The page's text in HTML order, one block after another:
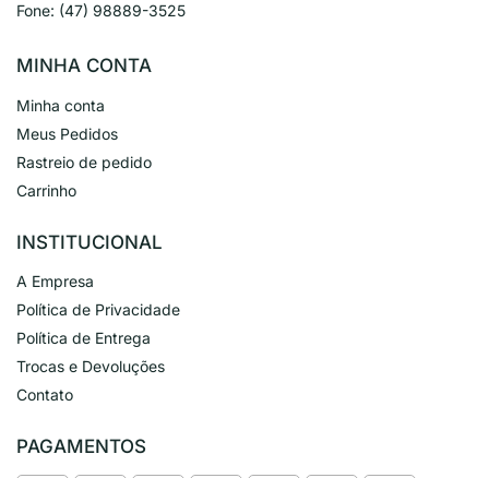
Fone: (47) 98889-3525
MINHA CONTA
Minha conta
Meus Pedidos
Rastreio de pedido
Carrinho
INSTITUCIONAL
A Empresa
Política de Privacidade
Política de Entrega
Trocas e Devoluções
Contato
PAGAMENTOS